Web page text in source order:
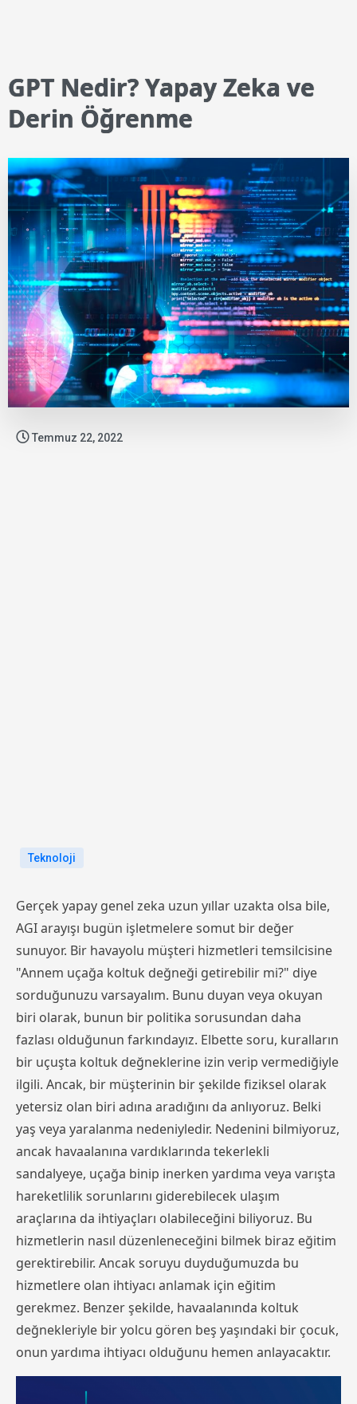
GPT Nedir? Yapay Zeka ve
Derin Öğrenme
Temmuz 22, 2022
Teknoloji
Gerçek yapay genel zeka uzun yıllar uzakta olsa bile,
AGI arayışı bugün işletmelere somut bir değer
sunuyor. Bir havayolu müşteri hizmetleri temsilcisine
"Annem uçağa koltuk değneği getirebilir mi?" diye
sorduğunuzu varsayalım. Bunu duyan veya okuyan
biri olarak, bunun bir politika sorusundan daha
fazlası olduğunun farkındayız. Elbette soru, kuralların
bir uçuşta koltuk değneklerine izin verip vermediğiyle
ilgili. Ancak, bir müşterinin bir şekilde fiziksel olarak
yetersiz olan biri adına aradığını da anlıyoruz. Belki
yaş veya yaralanma nedeniyledir. Nedenini bilmiyoruz,
ancak havaalanına vardıklarında tekerlekli
sandalyeye, uçağa binip inerken yardıma veya varışta
hareketlilik sorunlarını giderebilecek ulaşım
araçlarına da ihtiyaçları olabileceğini biliyoruz. Bu
hizmetlerin nasıl düzenleneceğini bilmek biraz eğitim
gerektirebilir. Ancak soruyu duyduğumuzda bu
hizmetlere olan ihtiyacı anlamak için eğitim
gerekmez. Benzer şekilde, havaalanında koltuk
değnekleriyle bir yolcu gören beş yaşındaki bir çocuk,
onun yardıma ihtiyacı olduğunu hemen anlayacaktır.